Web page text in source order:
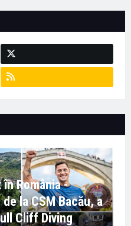
România -
la CSM Bacău, a
Cliff Diving